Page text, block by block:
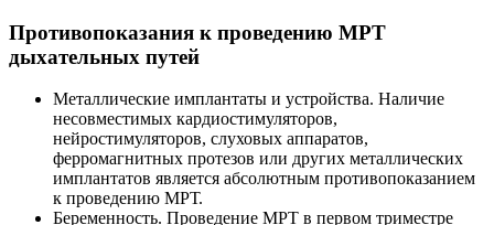
Противопоказания к проведению МРТ
дыхательных путей
Металлические имплантаты и устройства. Наличие
несовместимых кардиостимуляторов,
нейростимуляторов, слуховых аппаратов,
ферромагнитных протезов или других металлических
имплантатов является абсолютным противопоказанием
к проведению МРТ.
Беременность. Проведение МРТ в первом триместре